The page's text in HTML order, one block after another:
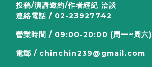
投稿/演講邀約/作者經紀 洽談
連絡電話 / 02-23927742
營業時間 / 09:00-20:00 (周一~周六)
電郵 / chinchin239@gmail.com